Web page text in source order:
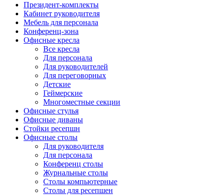
Президент-комплекты
Кабинет руководителя
Мебель для персонала
Конференц-зона
Офисные кресла
Все кресла
Для персонала
Для руководителей
Для переговорных
Детские
Геймерские
Многоместные секции
Офисные стулья
Офисные диваны
Стойки ресепшн
Офисные столы
Для руководителя
Для персонала
Конференц столы
Журнальные столы
Столы компьютерные
Столы для ресепшен